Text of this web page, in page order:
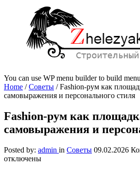
You can use WP menu builder to build
Home /Советы /Fashion-рум как
самовыражения и персонального стиля
Fashion-рум как
самовыражения и
Posted by: admin in Советы 09.02.2026
отключены